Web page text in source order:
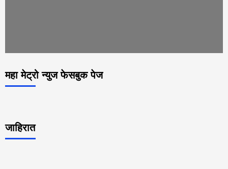
महा मेट्रो न्युज फेसबुक पेज
जाहिरात